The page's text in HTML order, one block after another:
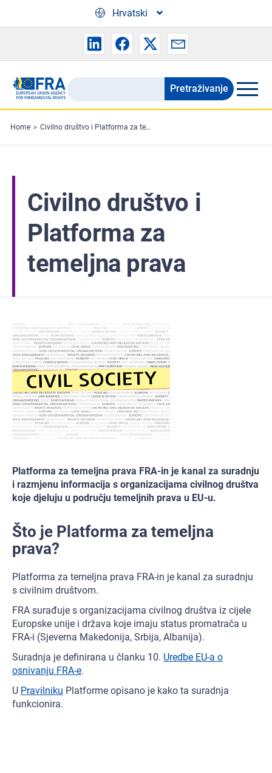
Hrvatski
Search
the
FRA
website
Pretraživanje
Home Civilno društvo i Platforma za temeljna prava
Civilno društvo i
Platforma za
temeljna prava
Platforma za temeljna prava FRA-in je kanal za suradnju
i razmjenu informacija s organizacijama civilnog društva
koje djeluju u području temeljnih prava u EU-u.
Što je Platforma za temeljna
prava?
Platforma za temeljna prava FRA-in je kanal za suradnju
s civilnim društvom.
FRA surađuje s organizacijama civilnog društva iz cijele
Europske unije i država koje imaju status promatrača u
FRA-i (Sjeverna Makedonija, Srbija, Albanija).
Suradnja je definirana u članku 10. Uredbe EU-a o
osnivanju FRA-e.
U Pravilniku Platforme opisano je kako ta suradnja
funkcionira.